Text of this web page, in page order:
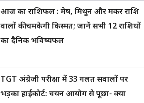
आज का राशिफल : मेष, मिथुन और मकर राशि
वालों की चमकेगी किस्मत; जानें सभी 12 राशियों
का दैनिक भविष्यफल
TGT अंग्रेजी परीक्षा में 33 गलत सवालों पर
भड़का हाईकोर्ट: चयन आयोग से पूछा- क्या